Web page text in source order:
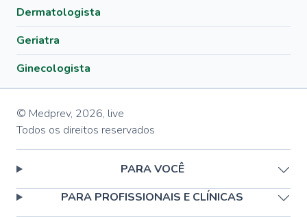
Dermatologista
Geriatra
Ginecologista
© Medprev, 2026, live
Todos os direitos reservados
PARA VOCÊ
PARA PROFISSIONAIS E CLÍNICAS